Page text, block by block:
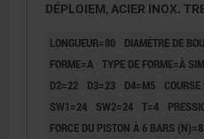
DÉPLOIEM, ACIER INOX.
LONGUEUR=80 DIAMÈTRE DE
FORME=A TYPE DE FORME=À
D2=22
D3=23 D4=M5
SW1=24
SW2=24 T=4
FORCE DU PISTON À 6 BARS